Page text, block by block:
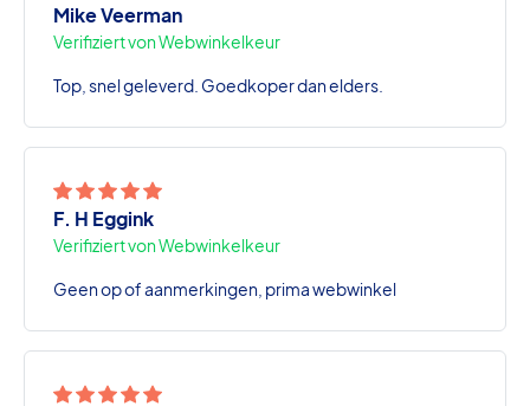
Mike Veerman
Verifiziert von Webwinkelkeur
Top, snel geleverd. Goedkoper dan elders.
F. H Eggink
Verifiziert von Webwinkelkeur
Geen op of aanmerkingen, prima webwinkel